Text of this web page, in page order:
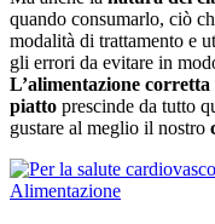
quando consumarlo, ciò
modalità di trattamento e
gli errori da evitare in
L’alimentazione corretta
piatto prescinde da tutto
gustare al meglio il nostro
Alimentazione